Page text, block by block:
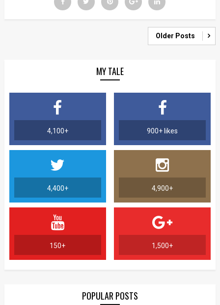
Older Posts
MY TALE
4,100+ 900+ likes
4,400+ 4,900+
150+ 1,500+
POPULAR POSTS